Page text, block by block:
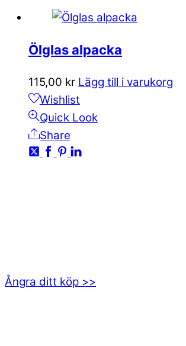
Ölglas alpacka
115,00 kr Lägg till i varukorg
Wishlist
Quick Look
Share
Ångra ditt köp >>